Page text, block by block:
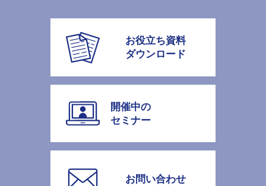
お役立ち資料
ダウンロード
開催中の
セミナー
お問い合わせ